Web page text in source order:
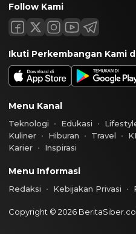
Follow Kami
Ikuti Perkembangan Kami
Menu Kanal
Teknologi Edukasi
Kuliner
Hiburan Travel
Karier
Inspirasi
Menu Informasi
Redaksi Kebijakan Privasi
Copyright © 2026